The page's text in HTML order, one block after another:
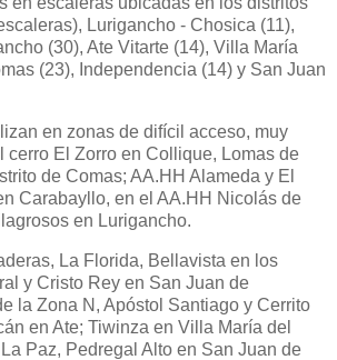
Lurigancho - Chosica (11),
(30), Ate Vitarte (14), Villa María
(23), Independencia (14) y San Juan
en zonas de difícil acceso, muy
cerro El Zorro en Collique, Lomas de
de Comas; AA.HH Alameda y El
Carabayllo, en el AA.HH Nicolás de
en Lurigancho.
La Florida, Bellavista en los
y Cristo Rey en San Juan de
la Zona N, Apóstol Santiago y Cerrito
en Ate; Tiwinza en Villa María del
Paz, Pedregal Alto en San Juan de